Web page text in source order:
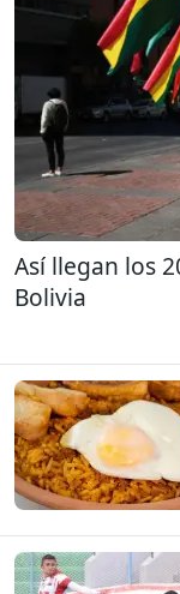
Así llegan los
Bolivia